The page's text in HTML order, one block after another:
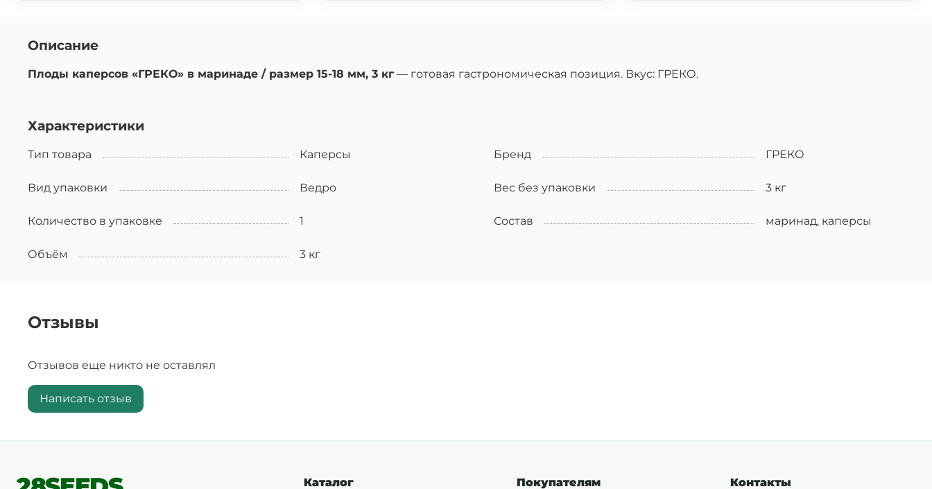
Описание
Плоды каперсов «ГРЕКО» в маринаде / размер 15-18 мм, 3 кг — готовая гастрономическая позиция. Вкус: ГРЕКО.
Характеристики
Тип товара Каперсы Бренд ГРЕКО
Вид упаковки Ведро Вес без упаковки 3 кг
Количество в упаковке 1 Состав маринад, каперсы
Объём 3 кг
Отзывы
Отзывов еще никто не оставлял
Написать отзыв
Каталог Покупателям Контакты